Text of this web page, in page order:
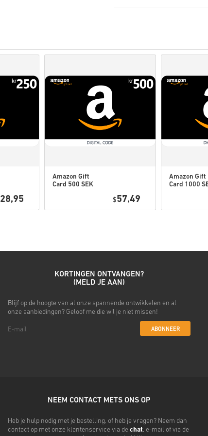
Bekijk de snelle gids
Je koopt alleen een
middel van onscontact
Deze downloadbare
De codes hebben geen
Downloadbare Content
game om deze
28,95
Amazon Gift
Card 500 SEK
$57,49
Amazon Gift
Card 1000
KORTINGEN ONTVANGEN?
(MELD JE AAN)
Blijf op de hoogte van al onze spannende ontwikkelen en al
onze aanbiedingen? Geloof me die wil je niet missen!
ABONNEER
NEEM CONTACT METS ONS OP
Heb je hulp nodig met je bestelling, of heb je vragen? Neem dan
contact op met onze klantenservice via de chat, e-mail of via de